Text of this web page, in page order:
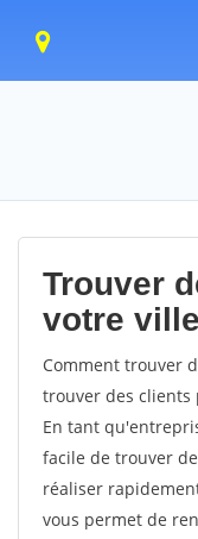
Trouver
votre
Comment trouver
trouver des clients
En tant
facile de trouver
réaliser
vous permet de